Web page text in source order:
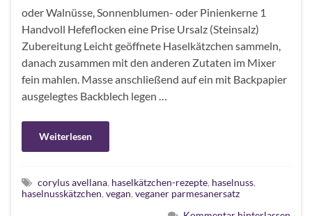
oder Walnüsse, Sonnenblumen- oder Pinienkerne 1
Handvoll Hefeflocken eine Prise Ursalz (Steinsalz)
Zubereitung Leicht geöffnete Haselkätzchen sammeln,
danach zusammen mit den anderen Zutaten im Mixer
fein mahlen. Masse anschließend auf ein mit Backpapier
ausgelegtes Backblech legen …
Weiterlesen
corylus avellana, haselkätzchen-rezepte, haselnuss,
haselnusskätzchen, vegan, veganer parmesanersatz